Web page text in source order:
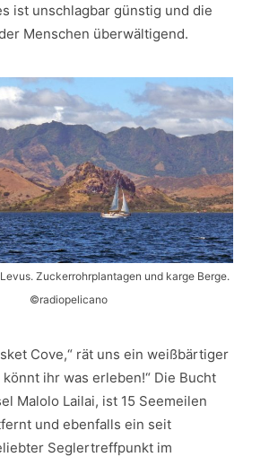
ist unschlagbar günstig und die
Menschen überwältigend.
Zuckerrohrplantagen und karge Berge.
©radiopelicano
Cove,“ rät uns ein weißbärtiger
könnt ihr was erleben!“ Die Bucht
Malolo Lailai, ist 15 Seemeilen
und ebenfalls ein seit
Seglertreffpunkt im